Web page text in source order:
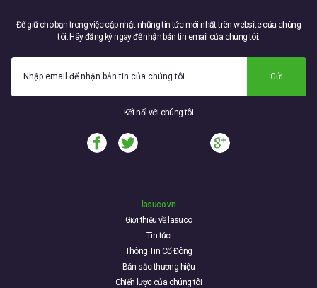
Để giữ cho bạn trong việc cập nhật những tin tức mới nhất trên website của chúng
tôi. Hãy đăng ký ngay để nhận bản tin email của chúng tôi.
Gửi
Kết nối với chúng tôi
lasuco.vn
Giới thiệu về lasuco
Tin tức
Thông Tin Cổ Đông
Bản sắc thương hiệu
Chiến lược của chúng tôi